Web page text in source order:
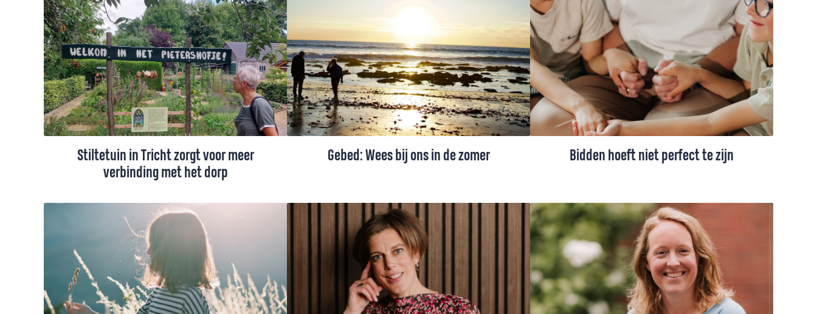
Stiltetuin in Tricht zorgt voor meer
verbinding met het dorp
‘Welkom in de kerktuin’ staat op een bord
aan het hek van de St. Pieterskerk in het
Gelderse Tricht. Wat ooit een moestuintje
was, is in het voorjaar van 2024
omgetoverd tot een stiltetuin die vrij
toegankelijk is voor iedereen: het
Pietershofje. Je kunt er rondlopen, even tot
jezelf komen.
Gebed: Wees bij ons in de zomer
dagen. Om rust die dieper gaat dan vrije
tijd: de rust van Gods nabijheid, die nieuwe
kracht en vrede geeft.
Bidden hoeft niet perfect te zijn
gevouwen handen en gesloten ogen. Stil
worden, je woorden zorgvuldig kiezen en
God vertellen wat er in je hart leeft.
Misschien voelde dat toen heel
vanzelfsprekend. Maar ergens onderweg
kunnen vragen ontstaan. Doe ik het wel
goed? Luistert God echt? En wat als ik
geen woorden heb of niets ervaar?